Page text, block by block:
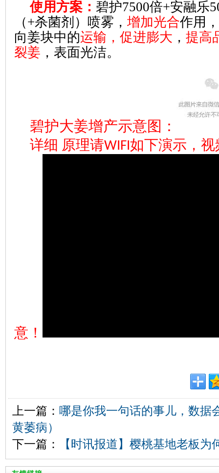
使用方案： 碧护7500倍+安融乐
（+杀菌剂）喷雾， 增加光合作用，
向姜块中的运输，促进膨大 ， 提高
裂姜 ，表面光洁。
碧护大姜增产示意图：
详细 原理请WIFI如下演示，视
意！
上一篇： 哪是你我一句话的事儿，数据
黄萎病）
下一篇：
【时讯报道】樱桃基地老板为